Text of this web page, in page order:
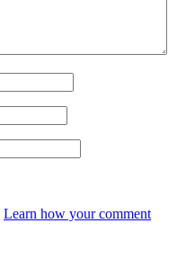
Learn how your comment